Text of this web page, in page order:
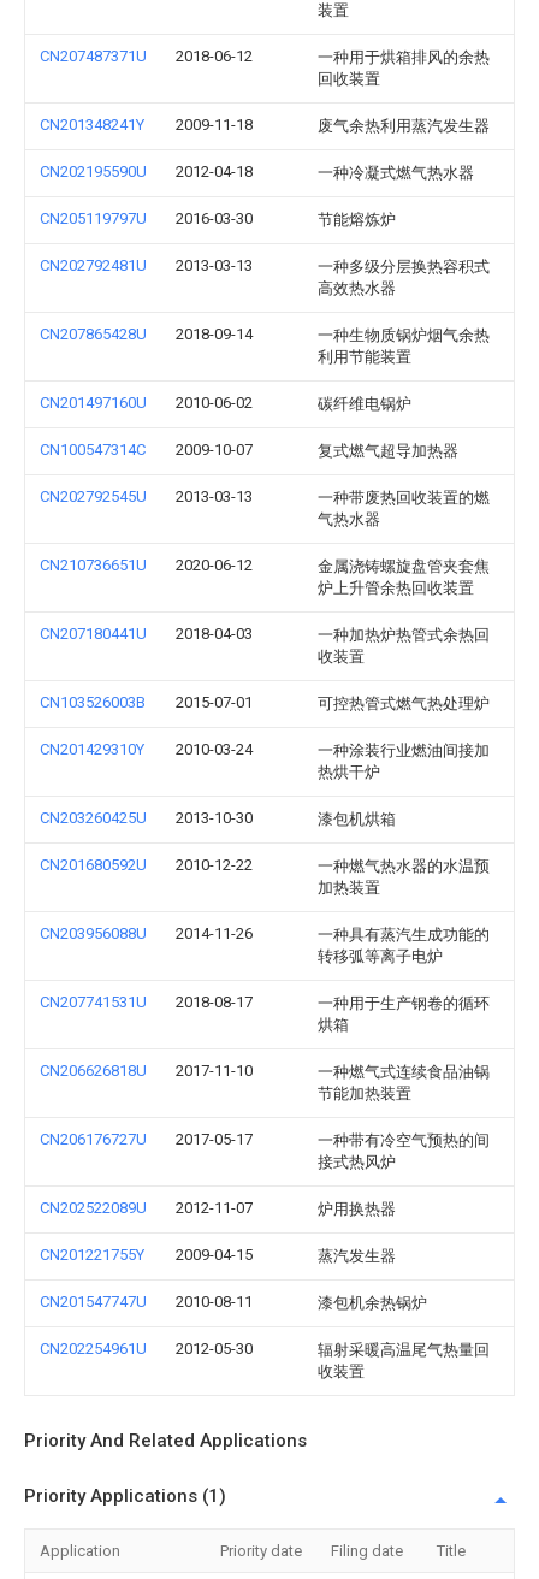
装置
CN207487371U 2018-06-12
一种用于烘箱排风的余热
回收装置
CN201348241Y 2009-11-18 废气余热利用蒸汽发生器
CN202195590U 2012-04-18 一种冷凝式燃气热水器
CN205119797U 2016-03-30 节能熔炼炉
CN202792481U 2013-03-13
一种多级分层换热容积式
高效热水器
CN207865428U 2018-09-14
一种生物质锅炉烟气余热
利用节能装置
CN201497160U 2010-06-02 碳纤维电锅炉
CN100547314C 2009-10-07 复式燃气超导加热器
CN202792545U 2013-03-13
一种带废热回收装置的燃
气热水器
CN210736651U 2020-06-12
金属浇铸螺旋盘管夹套焦
炉上升管余热回收装置
CN207180441U 2018-04-03
一种加热炉热管式余热回
收装置
CN103526003B 2015-07-01 可控热管式燃气热处理炉
CN201429310Y 2010-03-24
一种涂装行业燃油间接加
热烘干炉
CN203260425U 2013-10-30 漆包机烘箱
CN201680592U 2010-12-22
一种燃气热水器的水温预
加热装置
CN203956088U 2014-11-26
一种具有蒸汽生成功能的
转移弧等离子电炉
CN207741531U 2018-08-17
一种用于生产钢卷的循环
烘箱
CN206626818U 2017-11-10
一种燃气式连续食品油锅
节能加热装置
CN206176727U 2017-05-17
一种带有冷空气预热的间
接式热风炉
CN202522089U 2012-11-07 炉用换热器
CN201221755Y 2009-04-15 蒸汽发生器
CN201547747U 2010-08-11 漆包机余热锅炉
CN202254961U 2012-05-30
辐射采暖高温尾气热量回
收装置
Priority And Related Applications
Priority Applications (1)
Application Priority date Filing date Title